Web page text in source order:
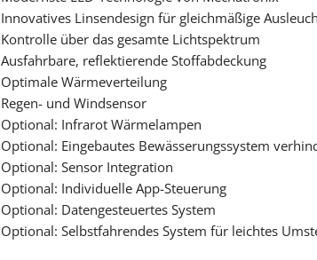
Innovatives Linsendesign für gleichmäßige
Kontrolle über das gesamte Lichtspektrum
Ausfahrbare, reflektierende Stoffabdeckung
Optimale Wärmeverteilung
Regen- und Windsensor
Optional: Infrarot Wärmelampen
Optional: Eingebautes Bewässerungssystem
Optional: Sensor Integration
Optional: Individuelle App-Steuerung
Optional: Datengesteuertes System
Optional: Selbstfahrendes System für leichtes